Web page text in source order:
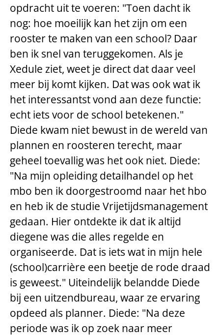
opdracht uit te voeren: "Toen dacht ik
nog: hoe moeilijk kan het zijn om een
rooster te maken van een school? Daar
ben ik snel van teruggekomen. Als je
Xedule ziet, weet je direct dat daar veel
meer bij komt kijken. Dat was ook wat ik
het interessantst vond aan deze functie:
echt iets voor de school betekenen."
Diede kwam niet bewust in de wereld van
plannen en roosteren terecht, maar
geheel toevallig was het ook niet. Diede:
"Na mijn opleiding detailhandel op het
mbo ben ik doorgestroomd naar het hbo
en heb ik de studie Vrijetijdsmanagement
gedaan. Hier ontdekte ik dat ik altijd
diegene was die alles regelde en
organiseerde. Dat is iets wat in mijn hele
(school)carrière een beetje de rode draad
is geweest." Uiteindelijk belandde Diede
bij een uitzendbureau, waar ze ervaring
opdeed als planner. Diede: "Na deze
periode was ik op zoek naar meer